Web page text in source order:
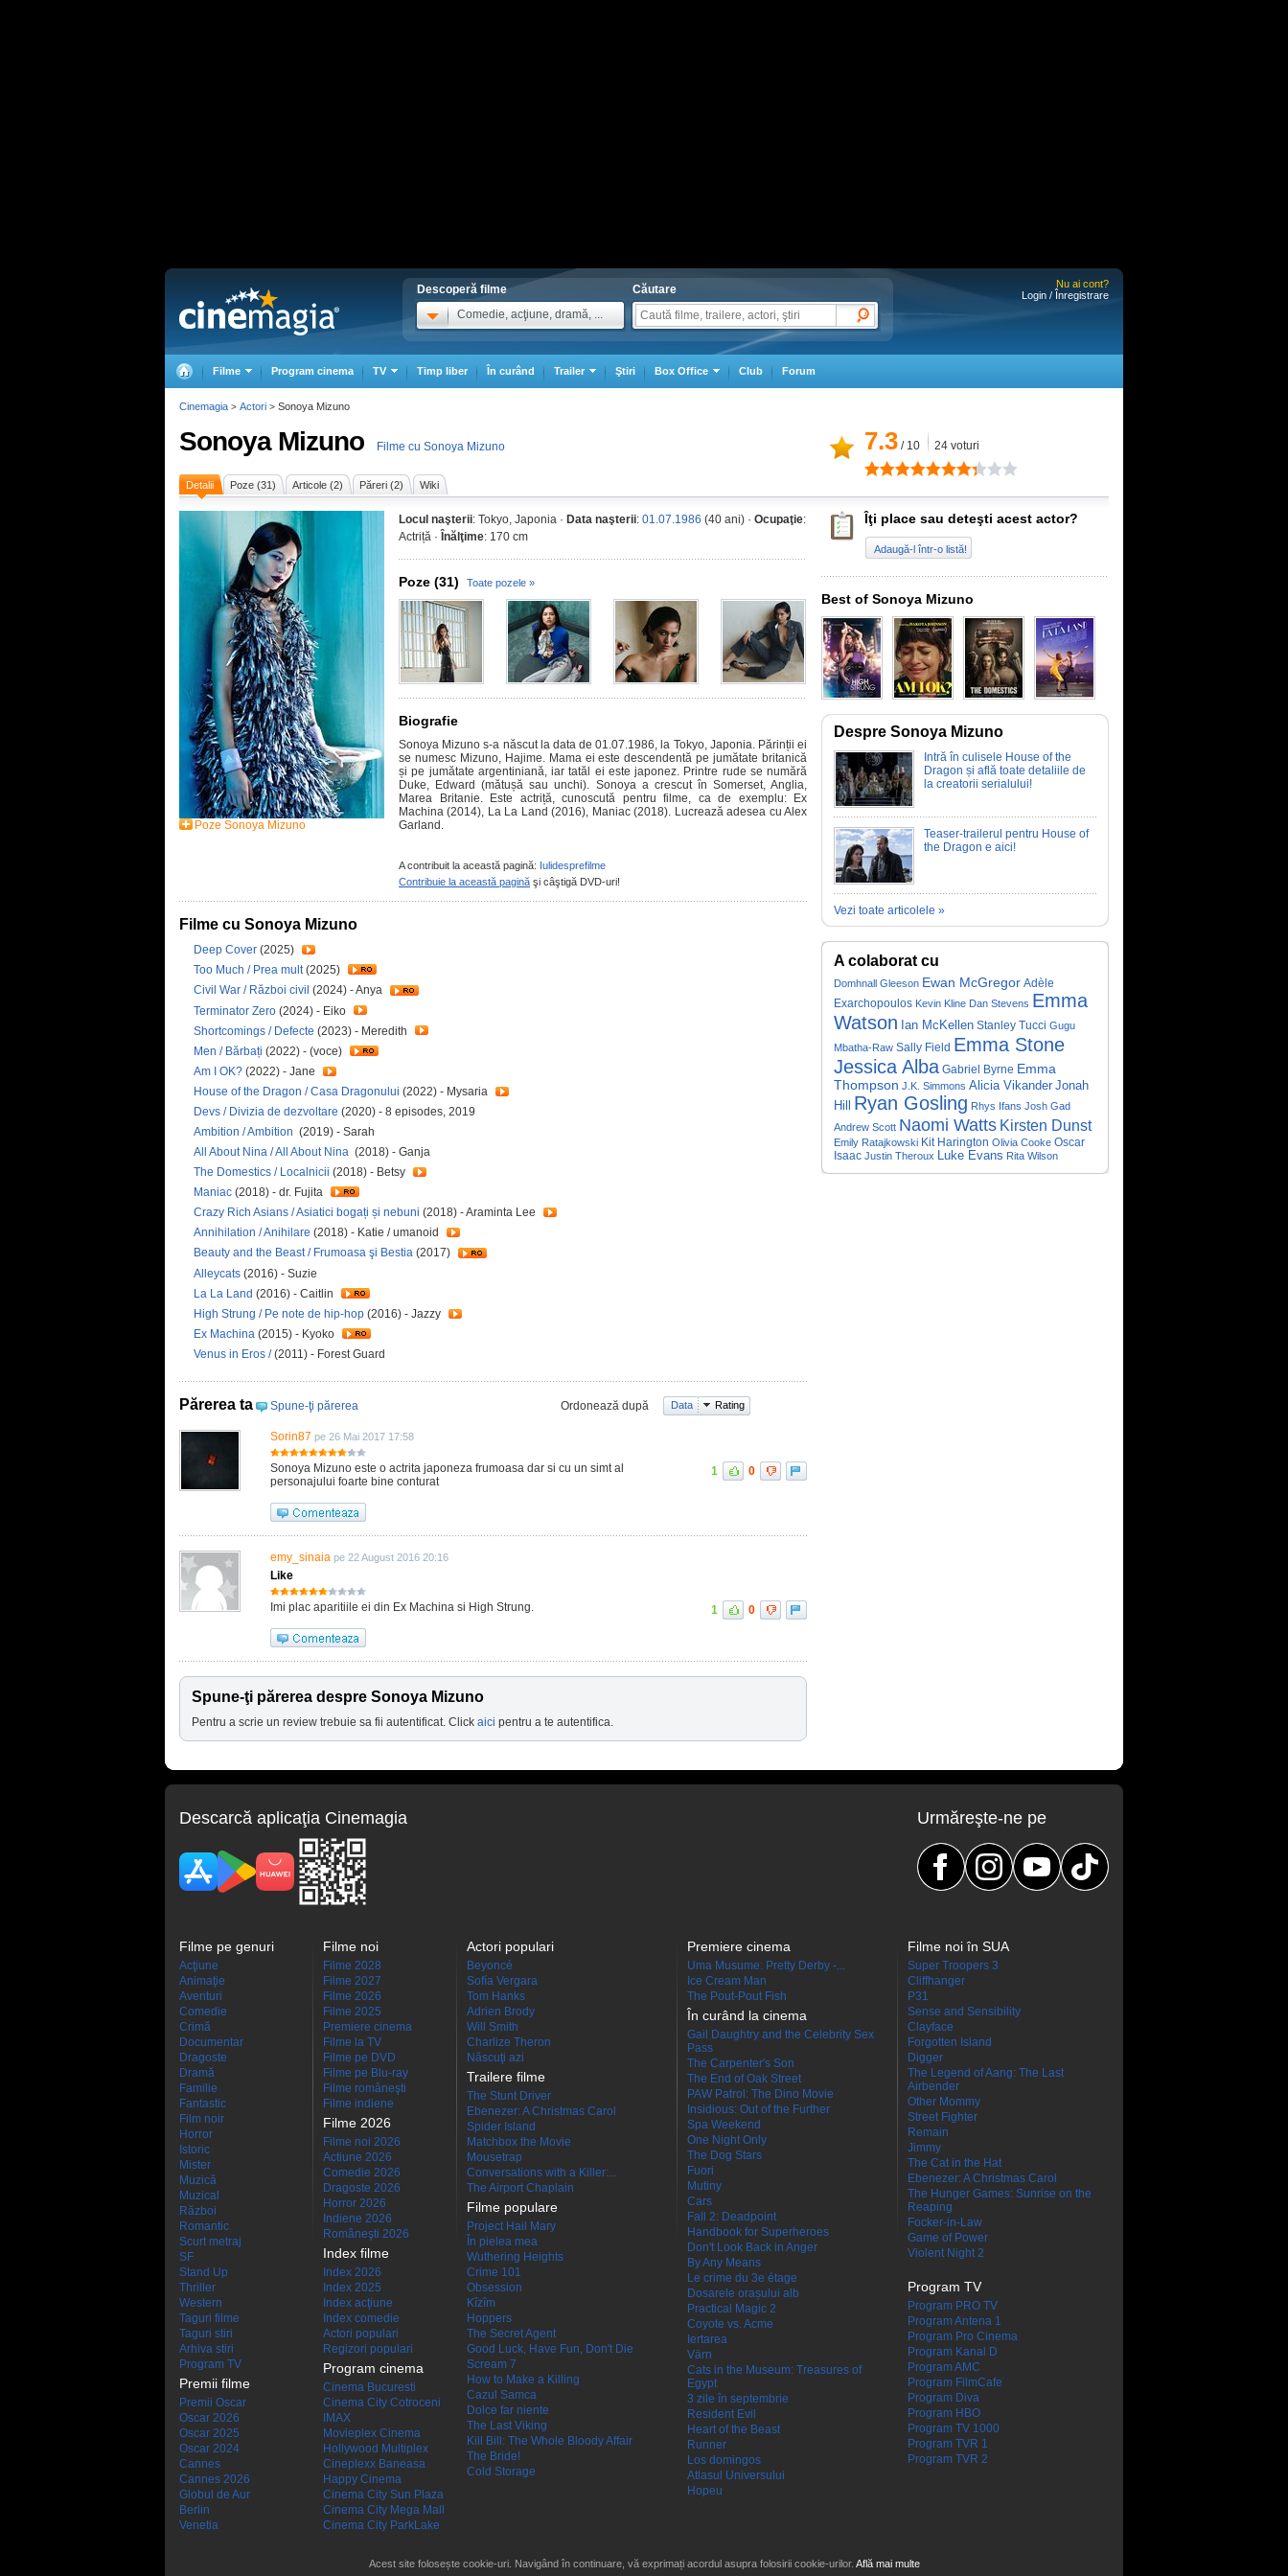
Descoperă filme
Comedie, acţiune, dramă, ...
Căutare
Nu ai cont?
Login / Înregistrare
Filme Program cinema TV Timp liber În curând Trailer Ştiri Box Office Club Forum
Sonoya Mizuno Filme cu Sonoya Mizuno 7.3 / 10 24 voturi
Detalii Poze (31) Articole (2) Păreri (2) Wiki
Poze Sonoya Mizuno
Locul naşterii: Tokyo, Japonia · Data naşterii: 01.07.1986 (40 ani) · Ocupaţie:
Actriță · Înălţime: 170 cm
Poze (31) Toate pozele »
Biografie
Sonoya Mizuno s-a născut la data de 01.07.1986, la Tokyo, Japonia. Părinții ei
se numesc Mizuno, Hajime. Mama ei este descendentă pe jumătate britanică
și pe jumătate argentiniană, iar tatăl ei este japonez. Printre rude se numără
Duke, Edward (mătușă sau unchi). Sonoya a crescut în Somerset, Anglia,
Marea Britanie. Este actriță, cunoscută pentru filme, ca de exemplu: Ex
Machina (2014), La La Land (2016), Maniac (2018). Lucrează adesea cu Alex
Garland.
A contribuit la această pagină: Iulidesprefilme
Contribuie la această pagină şi câştigă DVD-uri!
Filme cu Sonoya Mizuno
Deep Cover (2025)
Too Much / Prea mult(2025)
Civil War / Război civil (2024) - Anya
Terminator Zero (2024) - Eiko
Shortcomings / Defecte (2023) - Meredith
Men / Bărbați (2022) - (voce)
Am I OK? (2022) - Jane
House of the Dragon / Casa Dragonului (2022) - Mysaria
Devs / Divizia de dezvoltare (2020) - 8 episodes, 2019
Ambition / Ambition (2019) - Sarah
All About Nina / All About Nina (2018) - Ganja
The Domestics / Localnicii (2018) - Betsy
Maniac (2018) - dr. Fujita
Crazy Rich Asians / Asiatici bogați și nebuni (2018) - Araminta Lee
Annihilation / Anihilare (2018) - Katie / umanoid
Beauty and the Beast / Frumoasa şi Bestia (2017)
Alleycats (2016) - Suzie
La La Land (2016) - Caitlin
High Strung / Pe note de hip-hop (2016) - Jazzy
Ex Machina (2015) - Kyoko
Venus in Eros /(2011) - Forest Guard
Părerea ta Spune-ţi părerea Ordonează după Data Rating
Sorin87 pe 26 Mai 2017 17:58
Sonoya Mizuno este o actrita japoneza frumoasa dar si cu un simt al
personajului foarte bine conturat
1 0
emy_sinaia pe 22 August 2016 20:16
Like
Imi plac aparitiile ei din Ex Machina si High Strung. 1 0
Spune-ţi părerea despre Sonoya Mizuno
Pentru a scrie un review trebuie sa fii autentificat. Click aici pentru a te autentifica.
Îţi place sau deteşti acest actor?
Adaugă-l într-o listă!
Best of Sonoya Mizuno
Despre Sonoya Mizuno
Intră în culisele House of the
Dragon și află toate detaliile de
la creatorii serialului!
Teaser-trailerul pentru House of
the Dragon e aici!
Vezi toate articolele »
A colaborat cu
Domhnall Gleeson Ewan McGregor Adèle
Exarchopoulos Kevin Kline Dan Stevens Emma
Watson Ian McKellen Stanley Tucci Gugu
Mbatha-Raw Sally Field Emma Stone
Jessica Alba Gabriel Byrne Emma
Thompson J.K. Simmons Alicia Vikander Jonah
Hill
Ryan Gosling Rhys Ifans Josh Gad
Andrew Scott Naomi Watts Kirsten Dunst
Emily Ratajkowski Kit Harington Olivia Cooke Oscar
Isaac Justin Theroux Luke Evans Rita Wilson
Cinemagia > Actori > Sonoya Mizuno
Descarcă aplicaţia Cinemagia Urmăreşte-ne pe
Filme pe genuri
Acţiune
Animaţie
Aventuri
Comedie
Crimă
Documentar
Dragoste
Dramă
Familie
Fantastic
Film noir
Horror
Istoric
Mister
Muzică
Muzical
Război
Romantic
Scurt metraj
SF
Stand Up
Thriller
Western
Taguri filme
Taguri stiri
Arhiva stiri
Program TV
Premii filme
Premii Oscar
Oscar 2026
Oscar 2025
Oscar 2024
Cannes
Cannes 2026
Globul de Aur
Berlin
Venetia
Filme noi
Filme 2028
Filme 2027
Filme 2026
Filme 2025
Premiere cinema
Filme la TV
Filme pe DVD
Filme pe Blu-ray
Filme româneşti
Filme indiene
Filme 2026
Filme noi 2026
Actiune 2026
Comedie 2026
Dragoste 2026
Horror 2026
Indiene 2026
Româneşti 2026
Index filme
Index 2026
Index 2025
Index acţiune
Index comedie
Actori populari
Regizori populari
Program cinema
Cinema Bucuresti
Cinema City Cotroceni
IMAX
Movieplex Cinema
Hollywood Multiplex
Cineplexx Baneasa
Happy Cinema
Cinema City Sun Plaza
Cinema City Mega Mall
Cinema City ParkLake
Actori populari
Beyoncé
Sofía Vergara
Tom Hanks
Adrien Brody
Will Smith
Charlize Theron
Născuţi azi
Trailere filme
The Stunt Driver
Ebenezer: A Christmas Carol
Spider Island
Matchbox the Movie
Mousetrap
Conversations with a Killer:...
The Airport Chaplain
Filme populare
Project Hail Mary
În pielea mea
Wuthering Heights
Crime 101
Obsession
Kîzîm
Hoppers
The Secret Agent
Good Luck, Have Fun, Don't Die
Scream 7
How to Make a Killing
Cazul Samca
Dolce far niente
The Last Viking
Kill Bill: The Whole Bloody Affair
The Bride!
Cold Storage
Premiere cinema
Uma Musume: Pretty Derby -...
Ice Cream Man
The Pout-Pout Fish
În curând la cinema
Gail Daughtry and the Celebrity Sex
Pass
The Carpenter's Son
The End of Oak Street
PAW Patrol: The Dino Movie
Insidious: Out of the Further
Spa Weekend
One Night Only
The Dog Stars
Fuori
Mutiny
Cars
Fall 2: Deadpoint
Handbook for Superheroes
Don't Look Back in Anger
By Any Means
Le crime du 3e étage
Dosarele orașului alb
Practical Magic 2
Coyote vs. Acme
Iertarea
Värn
Cats in the Museum: Treasures of
Egypt
3 zile în septembrie
Resident Evil
Heart of the Beast
Runner
Los domingos
Atlasul Universului
Hopeu
Filme noi în SUA
Super Troopers 3
Cliffhanger
P31
Sense and Sensibility
Clayface
Forgotten Island
Digger
The Legend of Aang: The Last
Airbender
Other Mommy
Street Fighter
Remain
Jimmy
The Cat in the Hat
Ebenezer: A Christmas Carol
The Hunger Games: Sunrise on the
Reaping
Focker-in-Law
Game of Power
Violent Night 2
Program TV
Program PRO TV
Program Antena 1
Program Pro Cinema
Program Kanal D
Program AMC
Program FilmCafe
Program Diva
Program HBO
Program TV 1000
Program TVR 1
Program TVR 2
Acest site folosește cookie-uri. Navigând în continuare, vă exprimați acordul asupra folosirii cookie-urilor. Află mai multe